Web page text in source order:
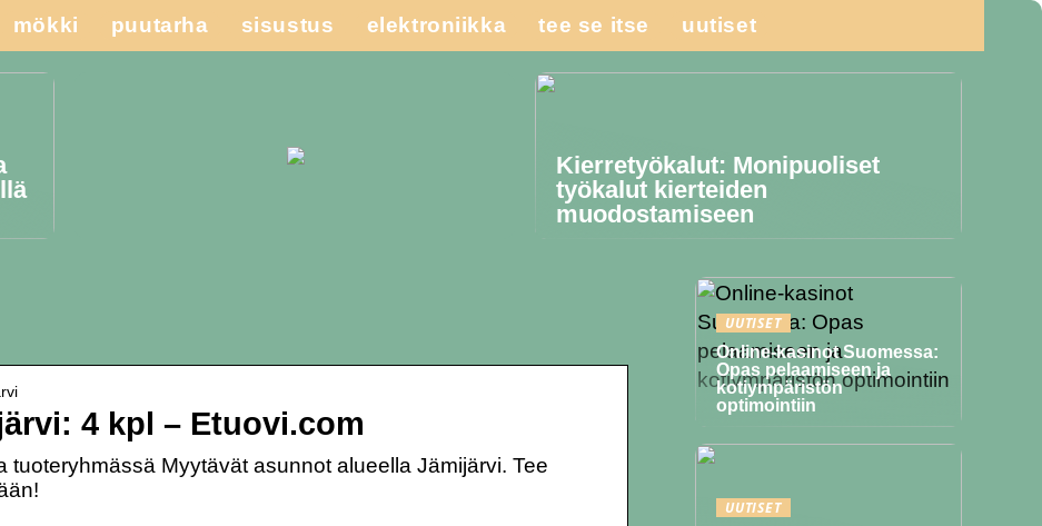
mökki puutarha sisustus elektroniikka tee se itse uutiset
Kierretyökalut: Monipuoliset
työkalut kierteiden
muodostamiseen
4 kpl – Etuovi.com
tuoteryhmässä Myytävät asunnot alueella Jämijärvi. Tee
UUTISET
Online-kasinot Suomessa:
Opas pelaamiseen ja
kotiympäristön
optimointiin
UUTISET